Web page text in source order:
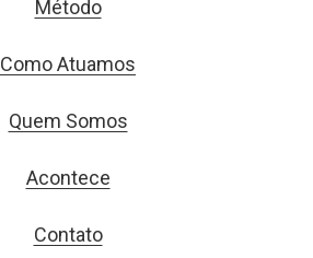
Método
Como Atuamos
Quem Somos
Acontece
Contato